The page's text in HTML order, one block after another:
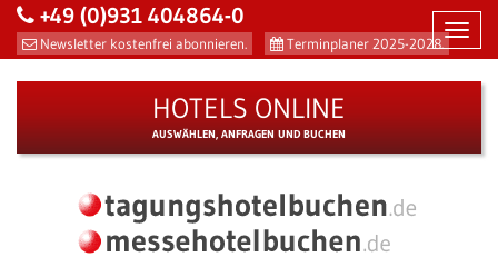
Newsletter kostenfrei abonnieren. Terminplaner 2025-2028.
+49 (0)931 404864-0
HOTELS ONLINE
AUSWÄHLEN, ANFRAGEN UND BUCHEN